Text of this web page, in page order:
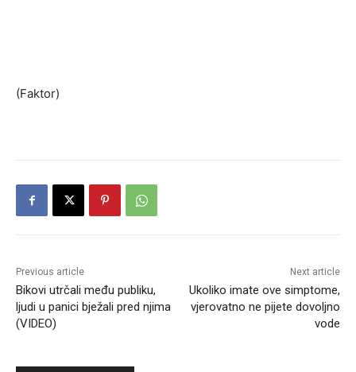
(Faktor)
Previous article
Bikovi utrčali među publiku,
ljudi u panici bježali pred njima
(VIDEO)
Next article
Ukoliko imate ove simptome,
vjerovatno ne pijete dovoljno
vode